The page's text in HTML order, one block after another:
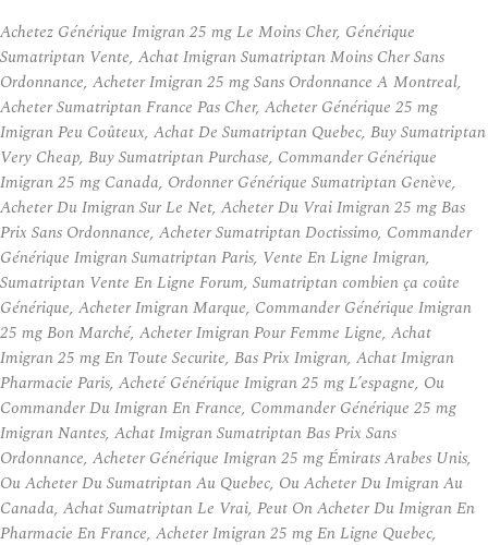
Achetez Générique Imigran 25 mg Le Moins Cher, Générique
Sumatriptan Vente, Achat Imigran Sumatriptan Moins Cher Sans
Ordonnance, Acheter Imigran 25 mg Sans Ordonnance A Montreal,
Acheter Sumatriptan France Pas Cher, Acheter Générique 25 mg
Imigran Peu Coûteux, Achat De Sumatriptan Quebec, Buy Sumatriptan
Very Cheap, Buy Sumatriptan Purchase, Commander Générique
Imigran 25 mg Canada, Ordonner Générique Sumatriptan Genève,
Acheter Du Imigran Sur Le Net, Acheter Du Vrai Imigran 25 mg Bas
Prix Sans Ordonnance, Acheter Sumatriptan Doctissimo, Commander
Générique Imigran Sumatriptan Paris, Vente En Ligne Imigran,
Sumatriptan Vente En Ligne Forum, Sumatriptan combien ça coûte
Générique, Acheter Imigran Marque, Commander Générique Imigran
25 mg Bon Marché, Acheter Imigran Pour Femme Ligne, Achat
Imigran 25 mg En Toute Securite, Bas Prix Imigran, Achat Imigran
Pharmacie Paris, Acheté Générique Imigran 25 mg L’espagne, Ou
Commander Du Imigran En France, Commander Générique 25 mg
Imigran Nantes, Achat Imigran Sumatriptan Bas Prix Sans
Ordonnance, Acheter Générique Imigran 25 mg Émirats Arabes Unis,
Ou Acheter Du Sumatriptan Au Quebec, Ou Acheter Du Imigran Au
Canada, Achat Sumatriptan Le Vrai, Peut On Acheter Du Imigran En
Pharmacie En France, Acheter Imigran 25 mg En Ligne Quebec,